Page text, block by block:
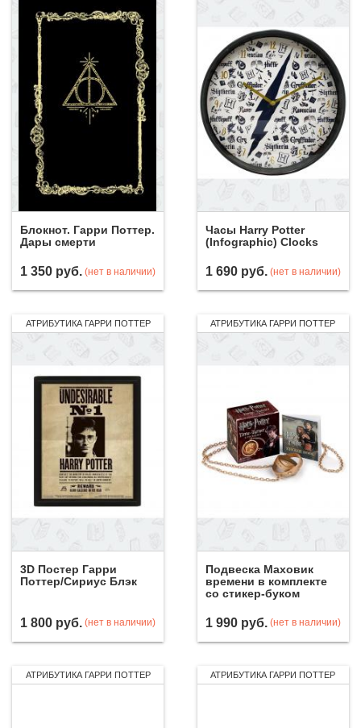
Блокнот. Гарри Поттер.
Дары смерти
1 350 руб. (нет в наличии)
Часы Harry Potter
(Infographic) Clocks
1 690 руб. (нет в наличии)
АТРИБУТИКА ГАРРИ ПОТТЕР
3D Постер Гарри
Поттер/Сириус Блэк
1 800 руб. (нет в наличии)
АТРИБУТИКА ГАРРИ ПОТТЕР
Подвеска Маховик
времени в комплекте
со стикер-буком
1 990 руб. (нет в наличии)
АТРИБУТИКА ГАРРИ ПОТТЕР АТРИБУТИКА ГАРРИ ПОТТЕР